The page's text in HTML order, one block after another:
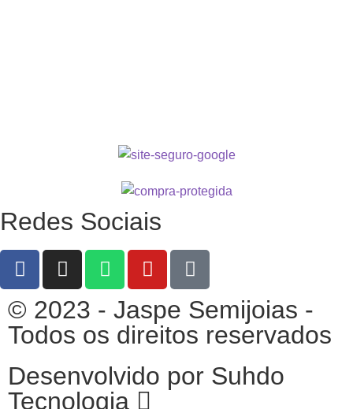
Redes Sociais
© 2023 - Jaspe Semijoias -
Todos os direitos reservados
Desenvolvido por Suhdo
Tecnologia